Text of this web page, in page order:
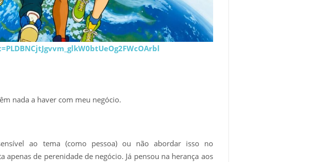
nada a haver com meu negócio.
ao tema (como pessoa) ou não abordar isso no
apenas de perenidade de negócio. Já pensou na herança aos